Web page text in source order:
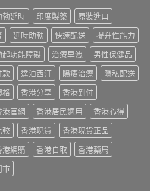
勃延時 印度製藥
原裝進口
延時助勃 快速配送
提升性能力
起功能障礙 治療早洩
男性保健品
款 達泊西汀 陽痿治療
隱私配送
格 香港分享
香港到付
港官網 香港居民適用
香港心得
較 香港現貨
香港現貨正品
港網購 香港自取
香港藥局
市